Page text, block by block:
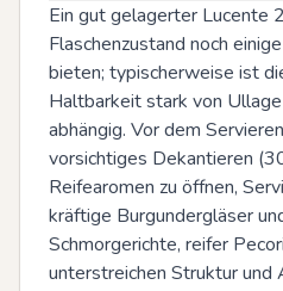
Ein gut gelagerter Lucente
Flaschenzustand noch
bieten; typischerweise ist
Haltbarkeit stark von
abhängig. Vor dem
vorsichtiges Dekantieren
Reifearomen zu öffnen,
kräftige Burgundergläser
Schmorgerichte, reifer
unterstreichen Struktur und